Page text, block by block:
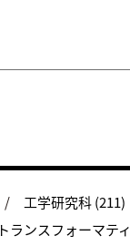
工学研究科 (211)
トランスフォーマテ